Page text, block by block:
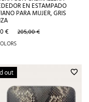
EN ESTAMPADO
PARA MUJER, GRIS
€ Precio
205,00 €
favorite_border
out